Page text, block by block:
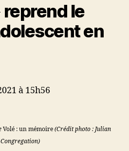
le
en
à 15h56
Volé : un mémoire (Crédit photo : Julian
Congregation)